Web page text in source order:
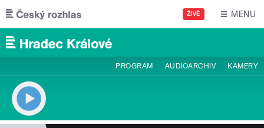
Přejít k hlavnímu obsahu
ŽIVĚ MENU
PROGRAM AUDIOARCHIV KAMERY